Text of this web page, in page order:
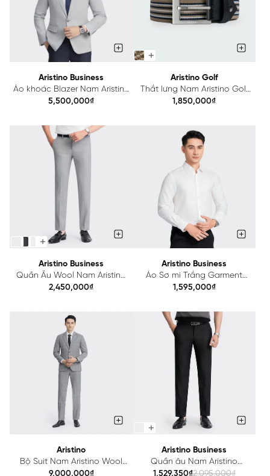
Aristino Business
Áo khoác Blazer Nam Aristino
Business Ramie 1BZ01003
5,500,000₫
Aristino Golf
Thắt lưng Nam Aristino Golf
ABLG110Z
1,850,000₫
Aristino Business
Quần Âu Wool Nam Aristino
Lông Cừu Regular fit
2,450,000₫
Aristino Business
Áo Sơ mi Trắng Garment
Dipping Nam Aristino
1,595,000₫
Aristino
Bộ Suit Nam Aristino Wool
ASUM050Z
9,000,000₫
Aristino Business
Quần âu Nam Aristino
Business Wool 1TR0150Z
1,529,350₫2,095,000₫